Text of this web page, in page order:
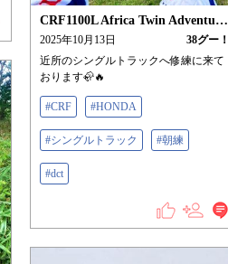
CRF1100L Africa Twin Adventure Sports/ES
2025年10月13日 38グー！
近所のシングルトラックへ修練に来て
おります🦣🔥
#CRF #HONDA
#シングルトラック #朝練
#dct